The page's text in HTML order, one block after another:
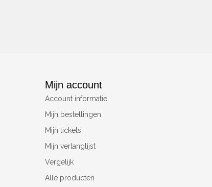
Mijn account
Account informatie
Mijn bestellingen
Mijn tickets
Mijn verlanglijst
Vergelijk
Alle producten